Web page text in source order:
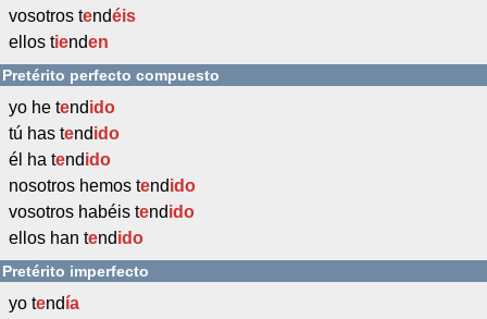
vosotros tendéis
ellos tienden
Pretérito perfecto compuesto
yo he tendido
tú has tendido
él ha tendido
nosotros hemos tendido
vosotros habéis tendido
ellos han tendido
Pretérito imperfecto
yo tendía